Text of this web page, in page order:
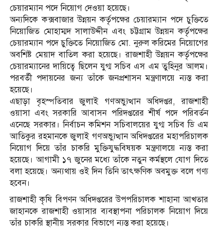
চেয়ারম্যান পদে নিয়োগ দেওয়া হয়েছে।
অন্যদিকে কক্সবাজার উন্নয়ন কর্তৃপক্ষের চেয়ারম্যান পদে চুক্তিতে
নিয়োজিত মোহাম্মদ সালাউদ্দীন এবং চট্টগ্রাম উন্নয়ন কর্তৃপক্ষের
চেয়ারম্যান পদে চুক্তিতে নিয়োজিত মো. নুরুল করিমের নিয়োগের
অবশিষ্ট মেয়াদ বাতিল করা হয়েছে। রাজশাহী উন্নয়ন কর্তৃপক্ষের
চেয়ারম্যানের দায়িত্বে ছিলেন যুগ্ম সচিব এস এম তুহিনুর আলম।
পরবর্তী পদায়নের জন্য তাঁকে জনপ্রশাসন মন্ত্রণালয়ে ন্যস্ত করা
হয়েছে।
এছাড়া বৃহস্পতিবার জুলাই গণঅভ্যুত্থান অধিদপ্তর, রাজশাহী
ওয়াসা এবং সরকারি আবাসন পরিদপ্তরের শীর্ষ পদে পরিবর্তন
এনেছে সরকার। নির্বাচন কমিশন সচিবালয়ের যুগ্ম সচিব ডি এম
আতিকুর রহমানকে জুলাই গণঅভ্যুত্থান অধিদপ্তরের মহাপরিচালক
নিয়োগ দিয়ে তাঁর চাকরি মুক্তিযুদ্ধবিষয়ক মন্ত্রণালয়ে ন্যস্ত করা
হয়েছে। আগামী ১৭ জুনের মধ্যে তাঁকে নতুন কর্মস্থলে যোগ দিতে
বলা হয়েছে। অন্যথায় ওই দিন তিনি তাৎক্ষণিক অবমুক্ত বলে গণ্য
হবেন।
রাজশাহী কৃষি বিপণন অধিদপ্তরের উপপরিচালক শাহানা আখতার
জাহানকে রাজশাহী ওয়াসার ব্যবস্থাপনা পরিচালক নিয়োগ দিয়ে
তাঁর চাকরি স্থানীয় সরকার বিভাগে ন্যস্ত করা হয়েছে।